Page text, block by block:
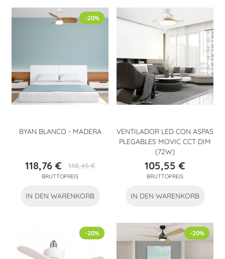
BYAN BLANCO - MADERA
Preis
118,76 €Verkaufspreis
148,45 €
BRUTTOPREIS
-20%
IN DEN WARENKORB
VENTILADOR LED CON ASPAS
PLEGABLES MOVIC CCT DIM
(72W)
Preis
105,55 €
BRUTTOPREIS
IN DEN WARENKORB
-20% -20%